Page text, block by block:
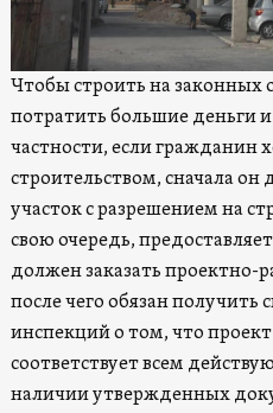
Чтобы строить на законных
потратить большие деньги
частности, если гражданин
строительством, сначала
участок с разрешением на
свою очередь,
должен заказать проектно-
после чего обязан получить
инспекций о том, что
соответствует всем
наличии утвержденных